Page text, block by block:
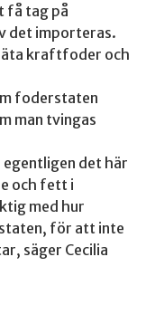
få tag på
det importeras.
äta kraftfoder och
foderstaten
man tvingas
det här
och fett i
med hur
för att inte
säger Cecilia